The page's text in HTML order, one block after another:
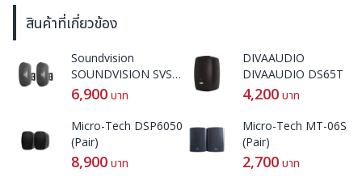
สินค้าที่เกี่ยวข้อง
Soundvision
SOUNDVISION SVS-
42W
6,900 บาท
DIVAAUDIO
DIVAAUDIO DS65T
4,200 บาท
Micro-Tech DSP6050
(Pair)
8,900 บาท
Micro-Tech MT-06S
(Pair)
2,700 บาท